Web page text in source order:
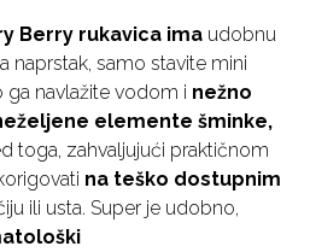
Berry rukavica ima udobnu
naprstak, samo stavite mini
ga navlažite vodom i nežno
elemente šminke,
toga, zahvaljujući praktičnom
na teško dostupnim
ili usta. Super je udobno,